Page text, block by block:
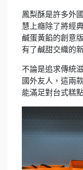
鳳梨酥是許多外
慧上癮除了將經
鹹蛋黃餡的創意
有了鹹甜交織的
不論是追求傳統
國外友人，這兩
能滿足對台式糕